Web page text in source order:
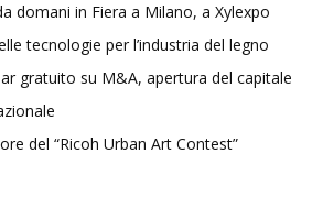
domani in Fiera a Milano, a Xylexpo
tecnologie per l’industria del legno
gratuito su M&A, apertura del capitale
del “Ricoh Urban Art Contest”